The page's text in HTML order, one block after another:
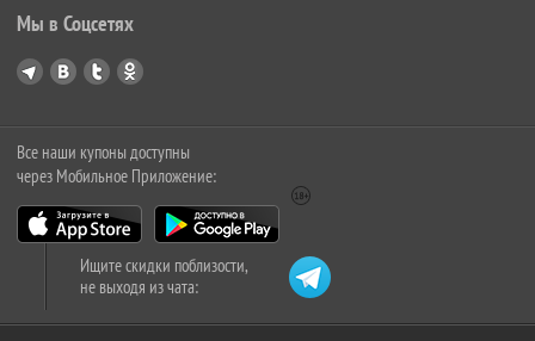
Мы в Соцсетях
Все наши купоны доступны
через Мобильное Приложение:
Ищите скидки поблизости,
не выходя из чата: